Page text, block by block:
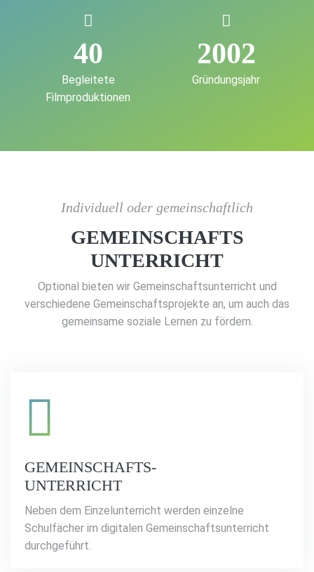
40
Begleitete
Filmproduktionen
2002
Gründungsjahr
Individuell oder gemeinschaftlich
GEMEINSCHAFTS
UNTERRICHT
Optional bieten wir Gemeinschaftsunterricht und
verschiedene Gemeinschaftsprojekte an, um auch das
gemeinsame soziale Lernen zu fördern.
GEMEINSCHAFTS-
UNTERRICHT
Neben dem Einzelunterricht werden einzelne
Schulfächer im digitalen Gemeinschaftsunterricht
durchgeführt.